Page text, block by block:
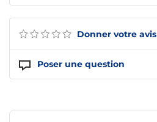
Donner votre avis
Poser une question